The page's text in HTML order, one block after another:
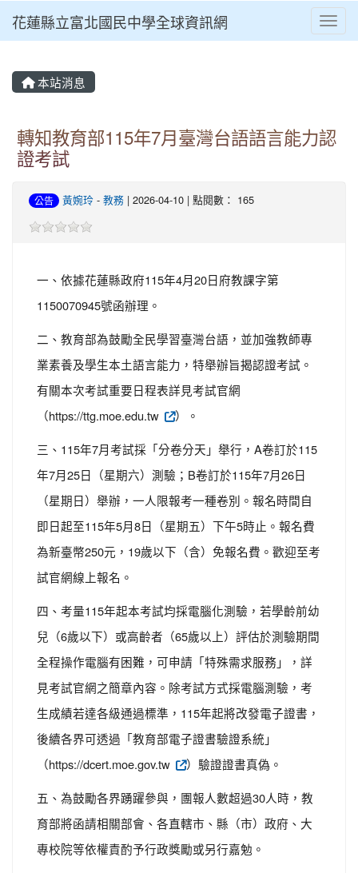
花蓮縣立富北國民中學全球資訊網
本站消息
轉知教育部115年7月臺灣台語語言能力認
證考試
公告 黃婉玲 - 教務 | 2026-04-10 | 點閱數： 165
一、依據花蓮縣政府115年4月20日府教課字第
1150070945號函辦理。
二、教育部為鼓勵全民學習臺灣台語，並加強教師專
業素養及學生本土語言能力，特舉辦旨揭認證考試。
有關本次考試重要日程表詳見考試官網
（https://ttg.moe.edu.tw
）。
三、115年7月考試採「分卷分天」舉行，A卷訂於115
年7月25日（星期六）測驗；B卷訂於115年7月26日
（星期日）舉辦，一人限報考一種卷別。報名時間自
即日起至115年5月8日（星期五）下午5時止。報名費
為新臺幣250元，19歲以下（含）免報名費。歡迎至考
試官網線上報名。
四、考量115年起本考試均採電腦化測驗，若學齡前幼
兒（6歲以下）或高齡者（65歲以上）評估於測驗期間
全程操作電腦有困難，可申請「特殊需求服務」，詳
見考試官網之簡章內容。除考試方式採電腦測驗，考
生成績若達各級通過標準，115年起將改發電子證書，
後續各界可透過「教育部電子證書驗證系統」
（https://dcert.moe.gov.tw
）驗證證書真偽。
五、為鼓勵各界踴躍參與，團報人數超過30人時，教
育部將函請相關部會、各直轄市、縣（市）政府、大
專校院等依權責酌予行政獎勵或另行嘉勉。